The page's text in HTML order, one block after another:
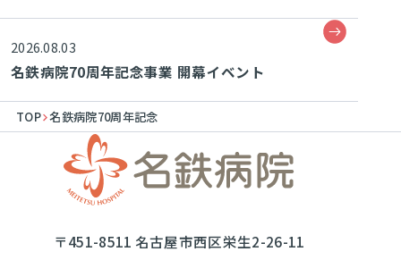
2026.08.03
名鉄病院70周年記念事業 開幕イベント
TOP 名鉄病院70周年記念
〒451-8511 名古屋市西区栄生2-26-11